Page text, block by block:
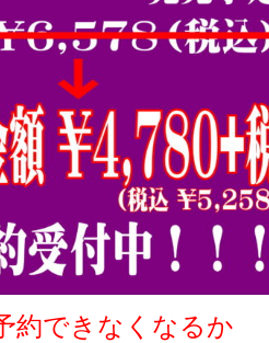
約できなくなるか